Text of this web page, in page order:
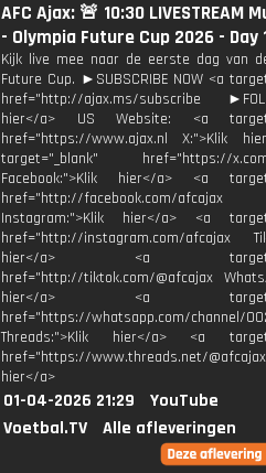
AFC Ajax: 🚨 10:30 LIVESTREAM
- Olympia Future Cup 2026 - Day
Kijk live mee naar de eerste dag van
Future Cup. ►SUBSCRIBE NOW <a
href="http://ajax.ms/subscribe
hier</a> US Website: <a
href="https://www.ajax.nl X:">Klik
target="_blank" href="https://x.com/
Facebook:">Klik hier</a> <a
href="http://facebook.com/afcajax
Instagram:">Klik hier</a> <a
href="http://instagram.com/afcajax
hier</a> <a
href="http://tiktok.com/@afcajax
hier</a> <a
href="https://whatsapp.com/channel/
Threads:">Klik hier</a> <a
href="https://www.threads.net/
hier</a>
01-04-2026 21:29
YouTube
Voetbal.TV
Alle afleveringen